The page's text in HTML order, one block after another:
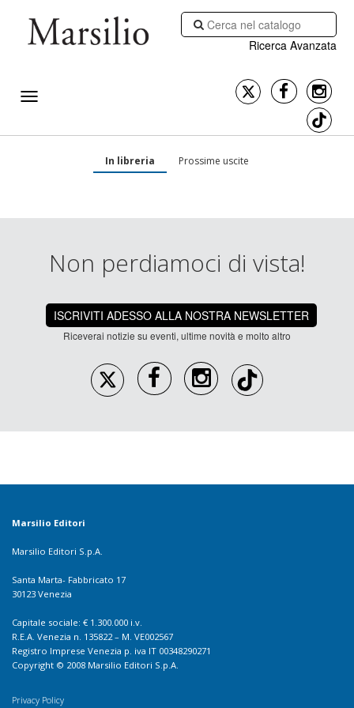
Ricerca Avanzata
In libreria Prossime uscite
Non perdiamoci di vista!
ISCRIVITI ADESSO ALLA NOSTRA NEWSLETTER
Riceverai notizie su eventi, ultime novità e molto altro
Marsilio Editori
Marsilio Editori S.p.A.
Santa Marta- Fabbricato 17
30123 Venezia
Capitale sociale: € 1.300.000 i.v.
R.E.A. Venezia n. 135822 – M. VE002567
Registro Imprese Venezia p. iva IT 00348290271
Copyright © 2008 Marsilio Editori S.p.A.
Privacy Policy